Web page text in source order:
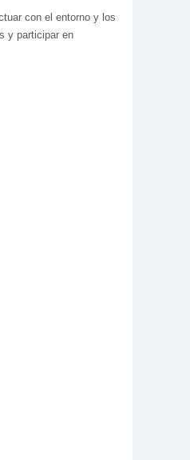
con el entorno y los
y participar en